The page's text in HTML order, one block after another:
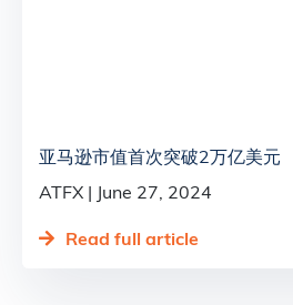
亚马逊市值首次突破2万亿美元
ATFX
June 27, 2024
Read full article